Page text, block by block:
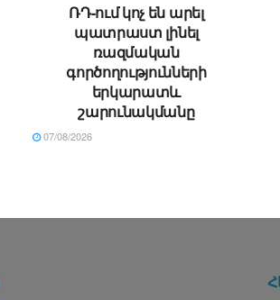
ՌԴ-ում կոչ են արել
պատրաստ լինել
ռազմական
գործողությունների
երկարատև
շարունակմանը
07/08/2026